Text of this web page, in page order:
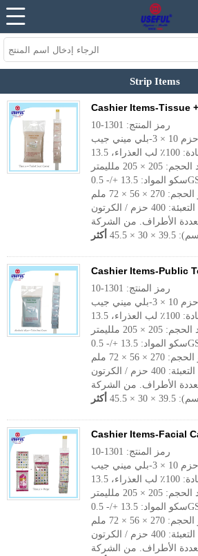
Strip Items
Cashier Items-Tissue
رمز المنتج: 1301-10
205 × 205 ملليمتر
× 56 × 72 ملم
التعبئة: 400 حزم / الكرتون
الأطراف. من الشركة
× 45.5
أكثر
Cashier Items-Public
رمز المنتج: 1301-10
205 × 205 ملليمتر
× 56 × 72 ملم
التعبئة: 400 حزم / الكرتون
الأطراف. من الشركة
× 45.5
أكثر
Cashier Items-Facial
رمز المنتج: 1301-10
205 × 205 ملليمتر
× 56 × 72 ملم
التعبئة: 400 حزم / الكرتون
الأطراف. من الشركة